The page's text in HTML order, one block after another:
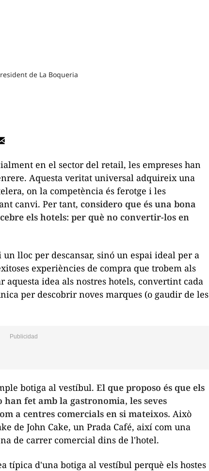
de La Boqueria
en el sector del retail, les empreses han
Aquesta veritat universal adquireix una
on la competència és ferotge i les
canvi. Per tant, considero que és una bona
els hotels: per què no convertir-los en
lloc per descansar, sinó un espai ideal per a
experiències de compra que trobem als
idea als nostres hotels, convertint cada
per descobrir noves marques (o gaudir de les
botiga al vestíbul. El que proposo és que els
fet amb la gastronomia, les seves
a centres comercials en si mateixos. Això
de John Cake, un Prada Café, així com una
de carrer comercial dins de l'hotel.
típica d'una botiga al vestíbul perquè els hostes